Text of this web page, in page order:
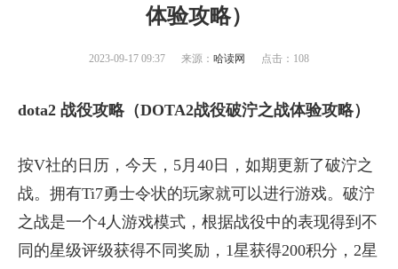
体验攻略）
2023-09-17 09:37 来源： 哈读网 点击： 108
dota2 战役攻略（DOTA2战役破泞之战体验攻略）
按V社的日历，今天，5月40日，如期更新了破泞之
战。拥有Ti7勇士令状的玩家就可以进行游戏。破泞
之战是一个4人游戏模式，根据战役中的表现得到不
同的星级评级获得不同奖励，1星获得200积分，2星